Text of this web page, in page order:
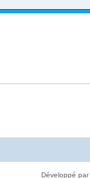
Développé par